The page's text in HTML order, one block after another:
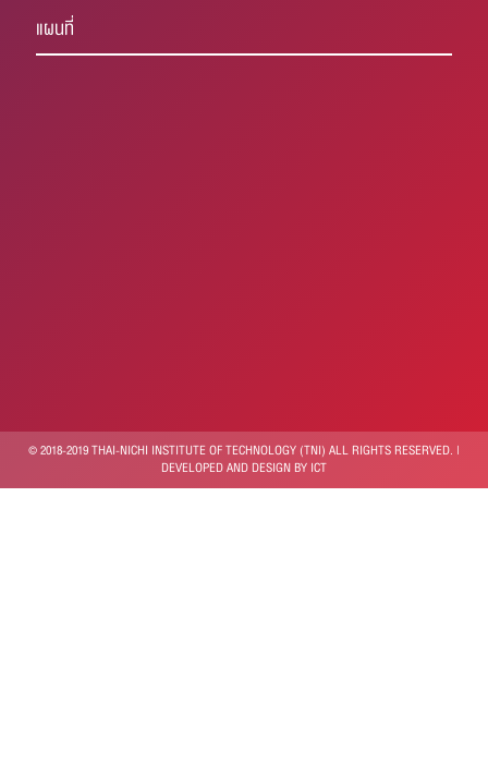
แผนที่
© 2018-2019 THAI-NICHI INSTITUTE OF TECHNOLOGY (TNI) ALL RIGHTS RESERVED. |
DEVELOPED AND DESIGN BY ICT